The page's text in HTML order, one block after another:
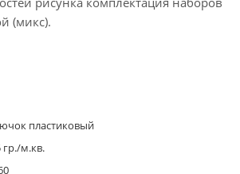
(микс).
пластиковый
гр./м.кв.